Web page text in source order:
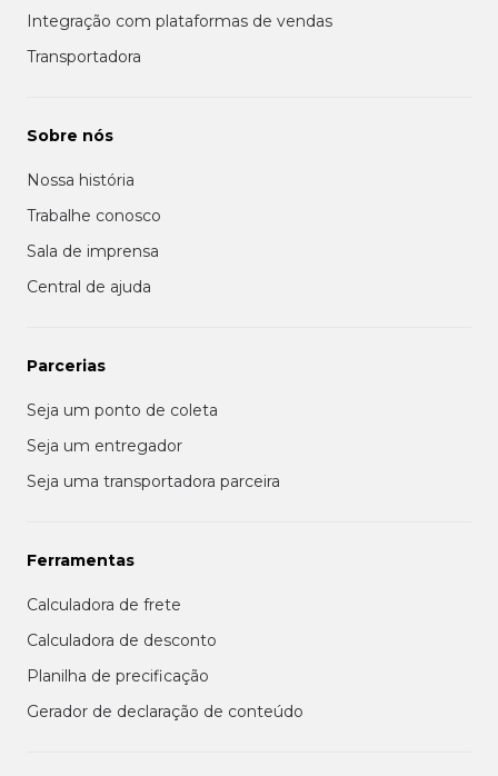
Integração com plataformas de vendas
Transportadora
Sobre nós
Nossa história
Trabalhe conosco
Sala de imprensa
Central de ajuda
Parcerias
Seja um ponto de coleta
Seja um entregador
Seja uma transportadora parceira
Ferramentas
Calculadora de frete
Calculadora de desconto
Planilha de precificação
Gerador de declaração de conteúdo